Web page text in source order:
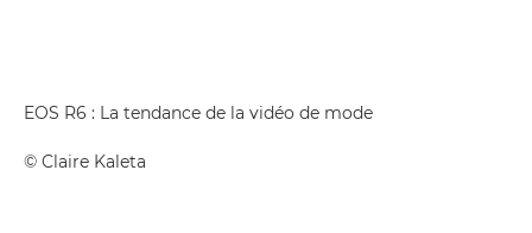
EOS R6 : La tendance de la vidéo de mode
© Claire Kaleta